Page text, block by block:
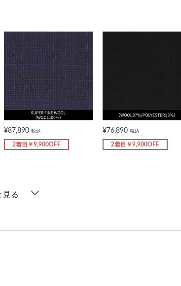
¥87,890 税込
2着目￥9,900OFF
¥76,890 税込
2着目￥9,900OFF
見る